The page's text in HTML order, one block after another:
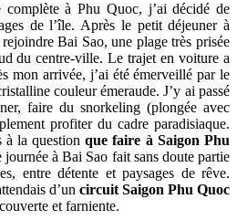
complète à Phu Quoc, j’ai décidé de
de l’île. Après le petit déjeuner à
Bai Sao, une plage très prisée
du centre-ville. Le trajet en voiture a
mon arrivée, j’ai été émerveillé par le
couleur émeraude. J’y ai passé
faire du snorkeling (plongée avec
profiter du cadre paradisiaque.
à la questionque faire à Saigon Phu
journée à Bai Sao fait sans doute partie
entre détente et paysages de rêve.
d’un circuit Saigon Phu Quoc
et farniente.